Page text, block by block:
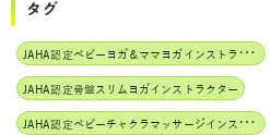
タグ
J
AHA認定ベビーヨガ＆ママヨガインストラクター
JAHA認定骨盤スリムヨガインストラクター
J
AHA認定ベビーチャクラマッサージインストラクター